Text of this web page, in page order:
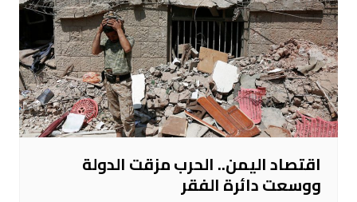
اقتصاد اليمن.. الحرب مزقت الدولة
ووسعت دائرة الفقر